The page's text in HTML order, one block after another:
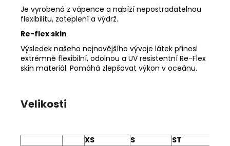
Je vyrobená z vápence a nabízí nepostradatelnou
flexibilitu, zateplení a výdrž.
Re-flex skin
Výsledek našeho nejnovějšího vývoje látek přinesl
extrémně flexibilní, odolnou a UV resistentní Re-Flex
skin materiál. Pomáhá zlepšovat výkon v oceánu.
Velikosti
XS S ST